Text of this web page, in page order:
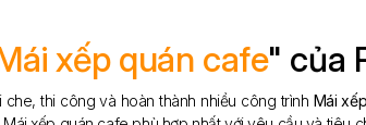
xếp quán cafe" của
che, thi công và hoàn thành nhiều công trình Mái